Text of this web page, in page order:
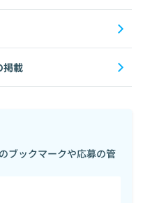
掲載
ブックマークや応募の管